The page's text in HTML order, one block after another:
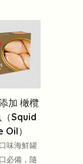
加 橄欖
Squid
Oil）
味海鮮罐
必備，隨